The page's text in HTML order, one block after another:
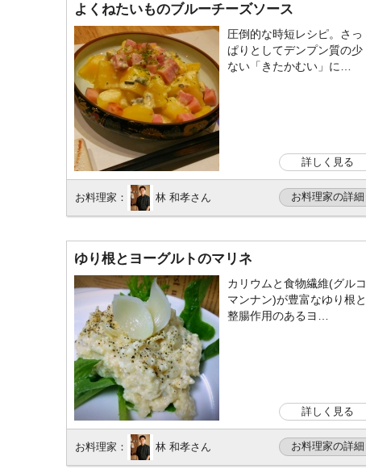
よくねたいものブルーチーズソース
圧倒的な時短レシピ。さっ
ぱりとしてデンプン質の少
ない「きたかむい」に…
詳しく見る
お料理家： 林 和孝さん お料理家の詳細
ゆり根とヨーグルトのマリネ
カリウムと食物繊維(グルコ
マンナン)が豊富なゆり根と
整腸作用のあるヨ…
詳しく見る
お料理家： 林 和孝さん お料理家の詳細